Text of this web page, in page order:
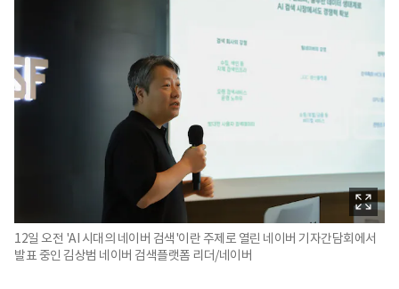
12일 오전 'AI 시대의 네이버 검색'이란 주제로 열린 네이버 기자간담회에서
발표 중인 김상범 네이버 검색플랫폼 리더/네이버